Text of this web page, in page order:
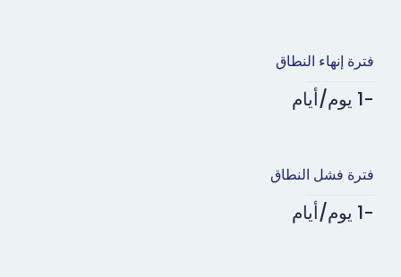
فترة إنهاء النطاق
-1 يوم/أيام
فترة فشل النطاق
-1 يوم/أيام